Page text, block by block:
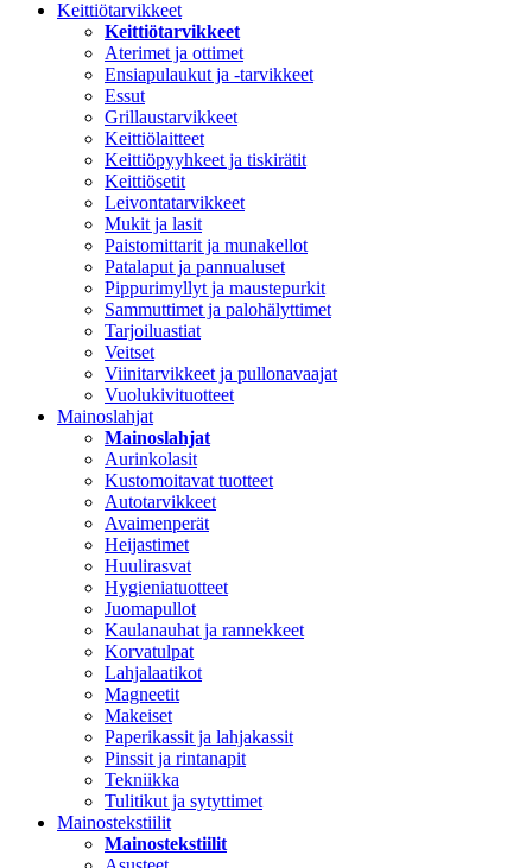
Keittiötarvikkeet
Keittiötarvikkeet
Aterimet ja ottimet
Ensiapulaukut ja -tarvikkeet
Essut
Grillaustarvikkeet
Keittiölaitteet
Keittiöpyyhkeet ja tiskirätit
Keittiösetit
Leivontatarvikkeet
Mukit ja lasit
Paistomittarit ja munakellot
Patalaput ja pannualuset
Pippurimyllyt ja maustepurkit
Sammuttimet ja palohälyttimet
Tarjoiluastiat
Veitset
Viinitarvikkeet ja pullonavaajat
Vuolukivituotteet
Mainoslahjat
Mainoslahjat
Aurinkolasit
Kustomoitavat tuotteet
Autotarvikkeet
Avaimenperät
Heijastimet
Huulirasvat
Hygieniatuotteet
Juomapullot
Kaulanauhat ja rannekkeet
Korvatulpat
Lahjalaatikot
Magneetit
Makeiset
Paperikassit ja lahjakassit
Pinssit ja rintanapit
Tekniikka
Tulitikut ja sytyttimet
Mainostekstiilit
Mainostekstiilit